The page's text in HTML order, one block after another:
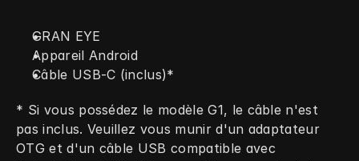
GRAN EYE
Appareil Android
Câble USB‑C (inclus)*
* Si vous possédez le modèle G1, le câble n'est
pas inclus. Veuillez vous munir d'un adaptateur
OTG et d'un câble USB compatible avec